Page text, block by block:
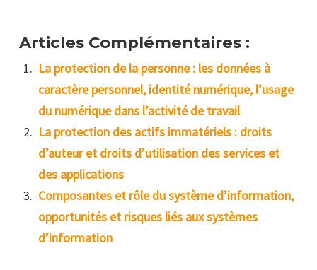
Articles Complémentaires :
La protection de la personne : les données à
caractère personnel, identité numérique, l’usage
du numérique dans l’activité de travail
La protection des actifs immatériels : droits
d’auteur et droits d’utilisation des services et
des applications
Composantes et rôle du système d’information,
opportunités et risques liés aux systèmes
d’information